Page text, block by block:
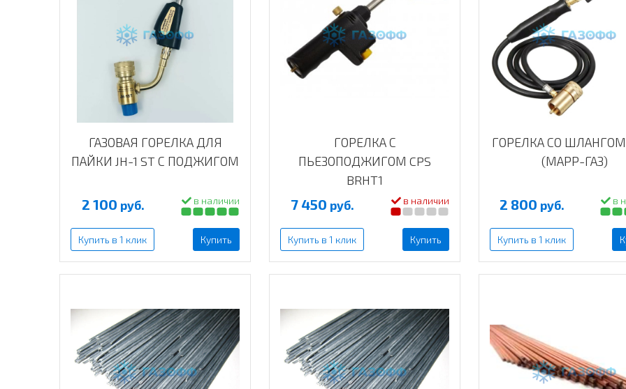
ГАЗОВАЯ ГОРЕЛКА ДЛЯ
ПАЙКИ JH-1 ST С ПОДЖИГОМ
2 100 руб. в наличии
Купить в 1 клик Купить
ГОРЕЛКА С
ПЬЕЗОПОДЖИГОМ CPS
BRHT1
7 450 руб. в наличии
Купить в 1 клик Купить
ГОРЕЛКА СО ШЛАНГОМ
(МАРР-ГАЗ)
2 800 руб. в
Купить в 1 клик